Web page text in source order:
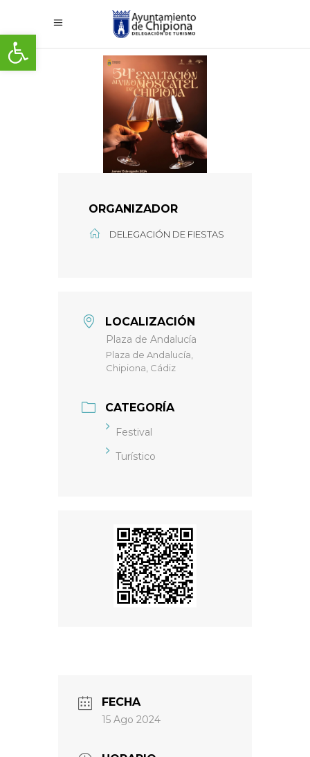
Abrir barra de herramientas
ORGANIZADOR
DELEGACIÓN DE FIESTAS
LOCALIZACIÓN
Plaza de Andalucía
Plaza de Andalucía,
Chipiona, Cádiz
CATEGORÍA
Festival
Turístico
FECHA
15 Ago 2024